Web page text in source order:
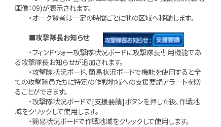
画像：09)が表示されます。
・オーク賢者は一定の時間ごとに他の区域へ移動します。
■攻撃隊長お知らせ
・フィンドウォー攻撃隊状況ボードに攻撃隊長専用機能であ
る攻撃隊長お知らせが追加されます。
・攻撃隊状況ボード、簡易状況ボードで機能を使用すると全
ての攻撃隊員たちに特定の作戦地域への支援要請アラートを贈
ることができます。
・攻撃隊状況ボードで[支援要請]ボタンを押した後、作戦地
域をクリックして使用します。
・簡易状況ボードで作戦地域をクリックして使用します。